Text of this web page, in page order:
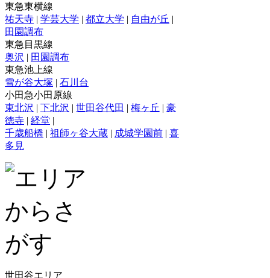
東急東横線
祐天寺 | 学芸大学 | 都立大学 | 自由が丘 |
田園調布
東急目黒線
奥沢 | 田園調布
東急池上線
雪が谷大塚 | 石川台
小田急小田原線
東北沢 | 下北沢 | 世田谷代田 | 梅ヶ丘 | 豪
徳寺 | 経堂 |
千歳船橋 | 祖師ヶ谷大蔵 | 成城学園前 | 喜
多見
世田谷エリア